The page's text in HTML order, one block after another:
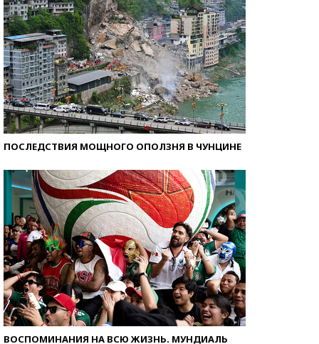
ПОСЛЕДСТВИЯ МОЩНОГО ОПОЛЗНЯ В ЧУНЦИНЕ
ВОСПОМИНАНИЯ НА ВСЮ ЖИЗНЬ. МУНДИАЛЬ